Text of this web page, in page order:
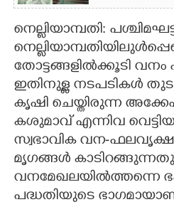
LITERATURE
ZOOM
CONTACT US
നെല്ലിയാമ്പതി:
തോട്ടങ്ങളിൽക്കൂടി
ഇതിനുള്ള നടപടികൾ
കൃഷി ചെയ്തിരുന്ന
കശുമാവ് എന്നിവ
സ്വഭാവിക വന-
മൃഗങ്ങൾ
വനമേഖലയിൽത്തന്നെ
പദ്ധതിയുടെ